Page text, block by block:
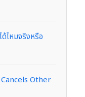
ไหมจริงหรือ
Other